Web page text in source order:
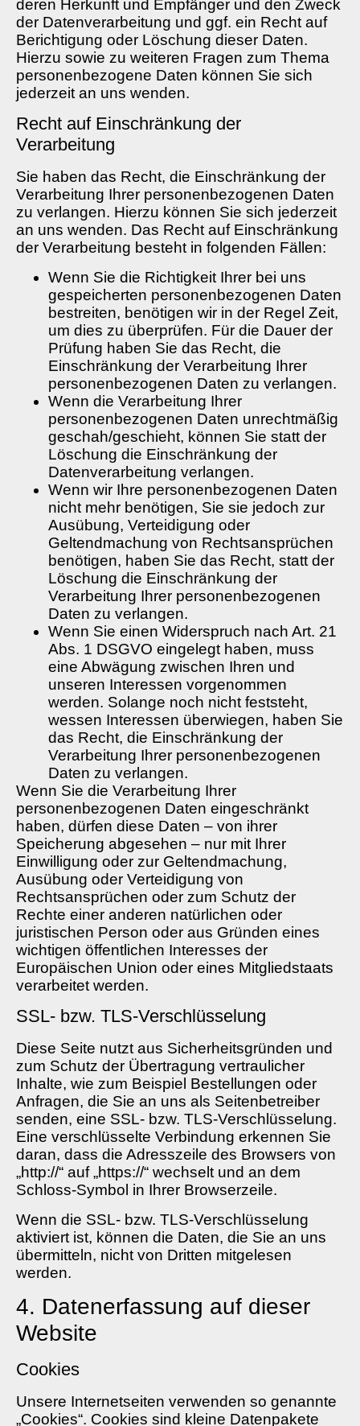
deren Herkunft und Empfänger und den Zweck
der Datenverarbeitung und ggf. ein Recht auf
Berichtigung oder Löschung dieser Daten.
Hierzu sowie zu weiteren Fragen zum Thema
personenbezogene Daten können Sie sich
jederzeit an uns wenden.
Recht auf Einschränkung der
Verarbeitung
Sie haben das Recht, die Einschränkung der
Verarbeitung Ihrer personenbezogenen Daten
zu verlangen. Hierzu können Sie sich jederzeit
an uns wenden. Das Recht auf Einschränkung
der Verarbeitung besteht in folgenden Fällen:
Wenn Sie die Richtigkeit Ihrer bei uns
gespeicherten personenbezogenen Daten
bestreiten, benötigen wir in der Regel Zeit,
um dies zu überprüfen. Für die Dauer der
Prüfung haben Sie das Recht, die
Einschränkung der Verarbeitung Ihrer
personenbezogenen Daten zu verlangen.
Wenn die Verarbeitung Ihrer
personenbezogenen Daten unrechtmäßig
geschah/geschieht, können Sie statt der
Löschung die Einschränkung der
Datenverarbeitung verlangen.
Wenn wir Ihre personenbezogenen Daten
nicht mehr benötigen, Sie sie jedoch zur
Ausübung, Verteidigung oder
Geltendmachung von Rechtsansprüchen
benötigen, haben Sie das Recht, statt der
Löschung die Einschränkung der
Verarbeitung Ihrer personenbezogenen
Daten zu verlangen.
Wenn Sie einen Widerspruch nach Art. 21
Abs. 1 DSGVO eingelegt haben, muss
eine Abwägung zwischen Ihren und
unseren Interessen vorgenommen
werden. Solange noch nicht feststeht,
wessen Interessen überwiegen, haben Sie
das Recht, die Einschränkung der
Verarbeitung Ihrer personenbezogenen
Daten zu verlangen.
Wenn Sie die Verarbeitung Ihrer
personenbezogenen Daten eingeschränkt
haben, dürfen diese Daten – von ihrer
Speicherung abgesehen – nur mit Ihrer
Einwilligung oder zur Geltendmachung,
Ausübung oder Verteidigung von
Rechtsansprüchen oder zum Schutz der
Rechte einer anderen natürlichen oder
juristischen Person oder aus Gründen eines
wichtigen öffentlichen Interesses der
Europäischen Union oder eines Mitgliedstaats
verarbeitet werden.
SSL- bzw. TLS-Verschlüsselung
Diese Seite nutzt aus Sicherheitsgründen und
zum Schutz der Übertragung vertraulicher
Inhalte, wie zum Beispiel Bestellungen oder
Anfragen, die Sie an uns als Seitenbetreiber
senden, eine SSL- bzw. TLS-Verschlüsselung.
Eine verschlüsselte Verbindung erkennen Sie
daran, dass die Adresszeile des Browsers von
„http://“ auf „https://“ wechselt und an dem
Schloss-Symbol in Ihrer Browserzeile.
Wenn die SSL- bzw. TLS-Verschlüsselung
aktiviert ist, können die Daten, die Sie an uns
übermitteln, nicht von Dritten mitgelesen
werden.
4. Datenerfassung auf dieser
Website
Cookies
Unsere Internetseiten verwenden so genannte
„Cookies“. Cookies sind kleine Datenpakete